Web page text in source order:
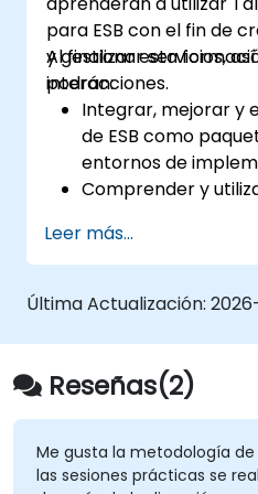
para ESB con el fin de
y gestionar servicios,
interacciones.
Al finalizar esta
podrán:
Integrar, mejorar y
de ESB como
entornos de
Comprender y
Integrar cualquier
datos, API o
Integrar sin
Incorporar
existentes para
Aprovechar los
de la comunidad
proyectos.
Integrar
Leer más...
Última Actualización:
Reseñas(2)
Me gusta la metodología
las sesiones prácticas se